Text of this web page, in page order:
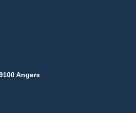
Angers